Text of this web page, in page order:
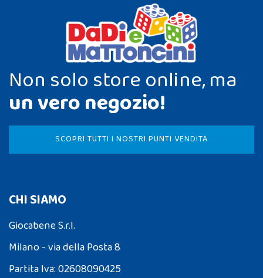
Non solo store online, ma
un vero negozio!
SCOPRI TUTTI I NOSTRI PUNTI VENDITA
CHI SIAMO
Giocabene S.r.l.
Milano - via della Posta 8
Partita Iva: 02608090425